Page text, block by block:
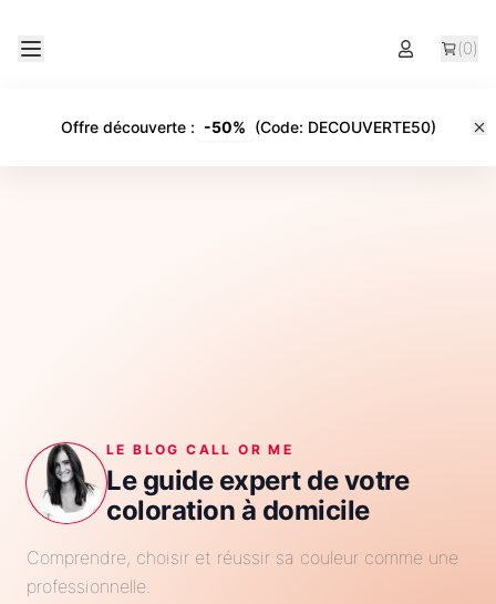
(0)
Offre découverte: -50% (Code: DECOUVERTE50)
LE BLOG CALL OR ME
Le guide expert de votre
coloration à domicile
Comprendre, choisir et réussir sa couleur comme une
professionnelle.